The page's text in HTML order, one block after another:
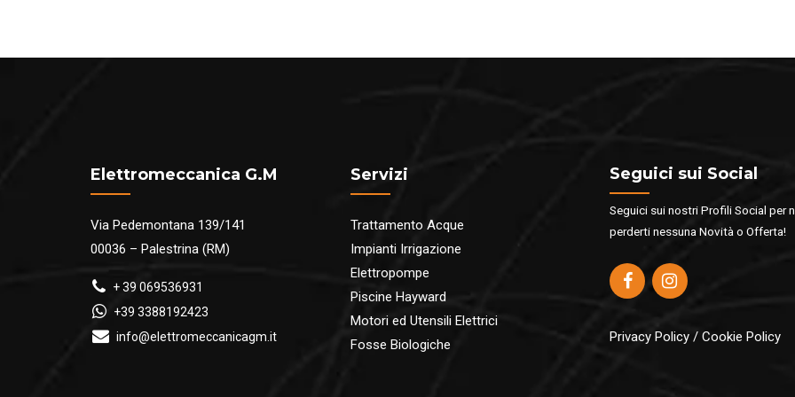
Elettromeccanica G.M
Via Pedemontana 139/141
00036 – Palestrina (RM)
+ 39 069536931
+39 3388192423
info@elettromeccanicagm.it
Servizi
Trattamento Acque
Impianti Irrigazione
Elettropompe
Piscine Hayward
Motori ed Utensili Elettrici
Fosse Biologiche
Seguici sui Social
Seguici sui nostri Profili Social per
perderti nessuna Novità o Offerta!
Privacy Policy / Cookie Policy